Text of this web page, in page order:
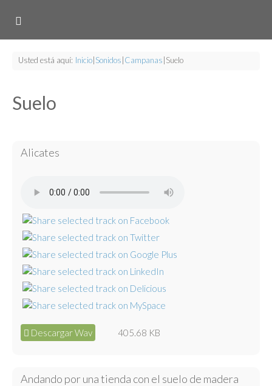
Usted está aquí: Inicio Sonidos Campanas Suelo
Suelo
Alicates
Descargar Wav 405.68 KB
Andando por una tienda con el suelo de madera